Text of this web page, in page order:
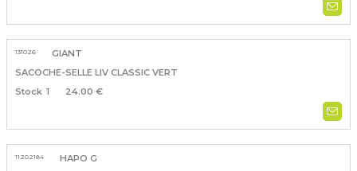
131026
GIANT
SACOCHE-SELLE LIV CLASSIC VERT
1
24.00 €
11202184
HAPO G